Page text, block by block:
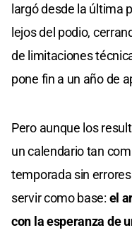
largó desde la última
lejos del podio,
de limitaciones
pone fin a un año de
Pero aunque los
un calendario tan
temporada sin
servir como base: el
con la esperanza de